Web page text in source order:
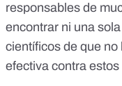
responsables de
encontrar ni una
científicos de que
efectiva contra